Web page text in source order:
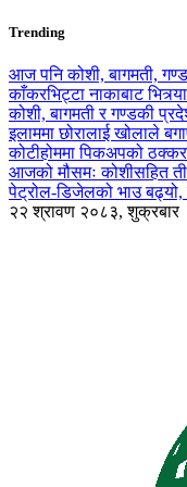
Trending
आज पनि कोशी, बागमती,
काँकरभिट्टा नाकाबाट
कोशी, बागमती र गण्डकी
इलाममा छोरालाई खोलाले
कोटीहोममा पिकअपको
आजको मौसमः कोशीसहित
पेट्रोल-डिजेलको भाउ बढ्यो,
२२ श्रावण २०८३, शुक्रबार